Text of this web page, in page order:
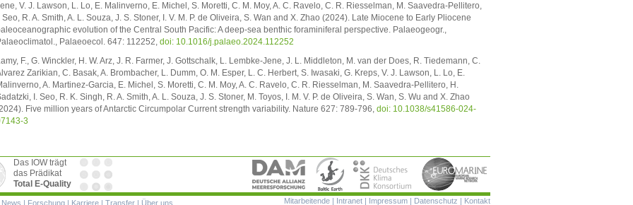
V. J. Lawson, L. Lo, E. Malinverno, E. Michel, S. Moretti, C. M. Moy, A. C. Ravelo, C. R. Riesselman, M. Saavedra-Pellitero,
Seo, R. A. Smith, A. L. Souza, J. S. Stoner, I. V. M. P. de Oliveira, S. Wan and X. Zhao (2024). Late Miocene to Early Pliocene
evolution of the Central South Pacific: A deep-sea benthic foraminiferal perspective. Palaeogeogr.,
Palaeoecol. 647: 112252, doi: 10.1016/j.palaeo.2024.112252
F., G. Winckler, H. W. Arz, J. R. Farmer, J. Gottschalk, L. Lembke-Jene, J. L. Middleton, M. van der Does, R. Tiedemann, C.
Zarikian, C. Basak, A. Brombacher, L. Dumm, O. M. Esper, L. C. Herbert, S. Iwasaki, G. Kreps, V. J. Lawson, L. Lo, E.
A. Martinez-Garcia, E. Michel, S. Moretti, C. M. Moy, A. C. Ravelo, C. R. Riesselman, M. Saavedra-Pellitero, H.
I. Seo, R. K. Singh, R. A. Smith, A. L. Souza, J. S. Stoner, M. Toyos, I. M. V. P. de Oliveira, S. Wan, S. Wu and X. Zhao
Five million years of Antarctic Circumpolar Current strength variability. Nature 627: 789-796, doi: 10.1038/s41586-024-
3
Das IOW trägt
das Prädikat
Total E-Quality
Navigation
Mitarbeitende | Intranet | Impressum | Datenschutz | Kontakt
News Forschung Karriere Transfer Über uns